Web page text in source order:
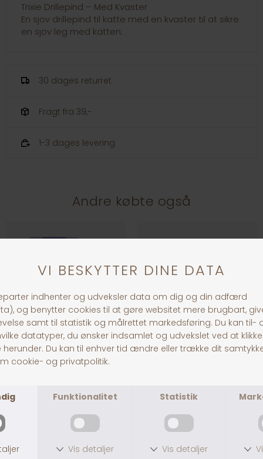
Trixie Drillepind – Med Kvaster
En sjov drillepind til katte med en kvaster til at sikre
en sjov leg med katten.
30 dages returret
Fragt fra 39,-
1-3 dages levering
Andre købte også
Dogman Safarimus
DKK 35,00